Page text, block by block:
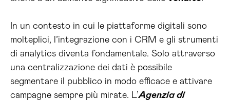
In un contesto in cui le piattaforme digitali sono
molteplici, l’integrazione con i CRM e gli strumenti
di analytics diventa fondamentale. Solo attraverso
una centralizzazione dei dati è possibile
segmentare il pubblico in modo efficace e attivare
campagne sempre più mirate. L’Agenzia di